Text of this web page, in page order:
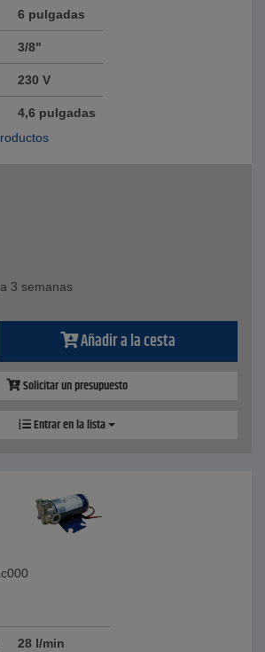
6 pulgadas
3/8"
230 V
4,6 pulgadas
3 semanas
Añadir a la cesta
Solicitar un presupuesto
Entrar en la lista
28 l/min